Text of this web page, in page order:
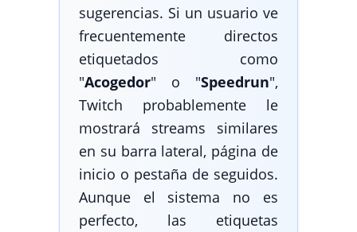
sugerencias. Si un usuario ve
frecuentemente directos
etiquetados como
"Acogedor" o "Speedrun",
Twitch probablemente le
mostrará streams similares
en su barra lateral, página de
inicio o pestaña de seguidos.
Aunque el sistema no es
perfecto, las etiquetas